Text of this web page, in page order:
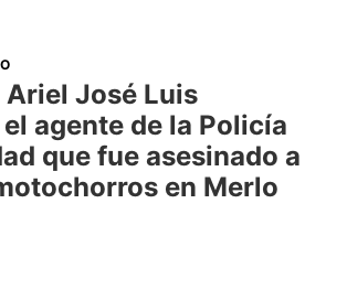
Ariel José Luis
agente de la Policía
que fue asesinado a
en Merlo